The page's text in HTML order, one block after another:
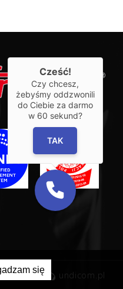
by undicom.pl
się
Cześć!
Czy chcesz,
żebyśmy oddzwonili
do Ciebie za darmo
w 60 sekund?
TAK